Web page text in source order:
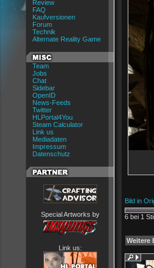
Review
FAQ
Kaufversionen
Forum
Technik
Alternate Reality Game
Team
Jobs
Chat
Sidebar
OpenID
News-Feeds
Twitter
HLPortal4You
Steam Calculator
Link us
Mediadaten
Impressum
Datenschutz
Special Artworks by
Link us:
Bild in
6 bei 1
Weitere